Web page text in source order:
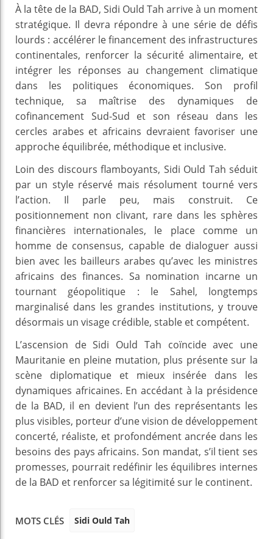
À la tête de la BAD, Sidi Ould Tah arrive à un moment
stratégique. Il devra répondre à une série de défis
lourds : accélérer le financement des infrastructures
continentales, renforcer la sécurité alimentaire, et
intégrer les réponses au changement climatique
dans les politiques économiques. Son profil
technique, sa maîtrise des dynamiques de
cofinancement Sud-Sud et son réseau dans les
cercles arabes et africains devraient favoriser une
approche équilibrée, méthodique et inclusive.
Loin des discours flamboyants, Sidi Ould Tah séduit
par un style réservé mais résolument tourné vers
l’action. Il parle peu, mais construit. Ce
positionnement non clivant, rare dans les sphères
financières internationales, le place comme un
homme de consensus, capable de dialoguer aussi
bien avec les bailleurs arabes qu’avec les ministres
africains des finances. Sa nomination incarne un
tournant géopolitique : le Sahel, longtemps
marginalisé dans les grandes institutions, y trouve
désormais un visage crédible, stable et compétent.
L’ascension de Sidi Ould Tah coïncide avec une
Mauritanie en pleine mutation, plus présente sur la
scène diplomatique et mieux insérée dans les
dynamiques africaines. En accédant à la présidence
de la BAD, il en devient l’un des représentants les
plus visibles, porteur d’une vision de développement
concerté, réaliste, et profondément ancrée dans les
besoins des pays africains. Son mandat, s’il tient ses
promesses, pourrait redéfinir les équilibres internes
de la BAD et renforcer sa légitimité sur le continent.
MOTS CLÉS Sidi Ould Tah